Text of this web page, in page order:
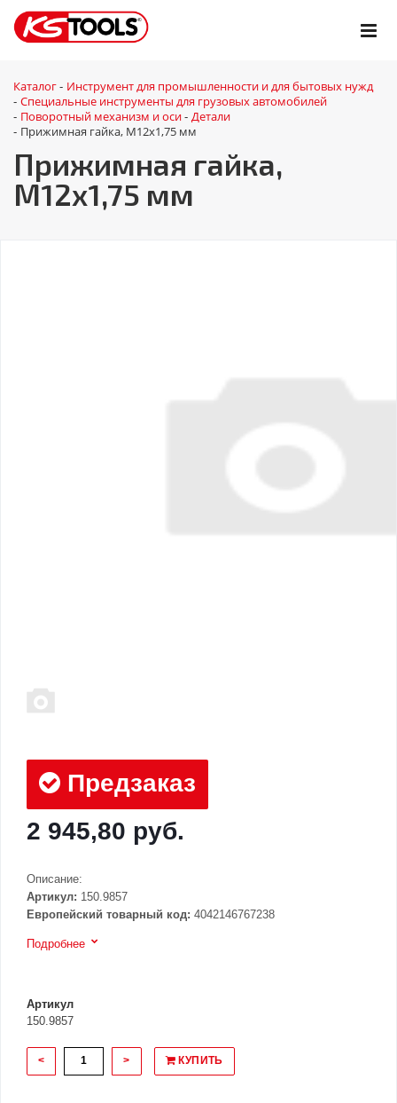
Каталог - Инструмент для промышленности и для бытовых нужд
- Специальные инструменты для грузовых автомобилей
- Поворотный механизм и оси - Детали
- Прижимная гайка, М12х1,75 мм
Прижимная гайка,
М12х1,75 мм
Предзаказ
2 945,80 руб.
Описание:
Артикул: 150.9857
Европейский товарный код: 4042146767238
Подробнее
Артикул
150.9857
< > КУПИТЬ